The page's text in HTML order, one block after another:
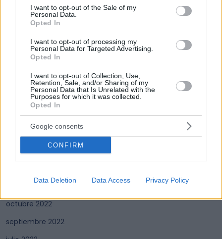
consent section.
I want to opt-out of the Sale of my
Personal Data.
Opted In
I want to opt-out of processing my
Personal Data for Targeted Advertising.
Opted In
I want to opt-out of Collection, Use,
Retention, Sale, and/or Sharing of my
Personal Data that Is Unrelated with the
Purposes for which it was collected.
Opted In
Google consents
CONFIRM
Data Deletion Data Access Privacy Policy
septiembre 2025
junio 2025
mayo 2025
agosto 2024
julio 2024
junio 2024
mayo 2023
marzo 2023
enero 2023
octubre 2022
septiembre 2022